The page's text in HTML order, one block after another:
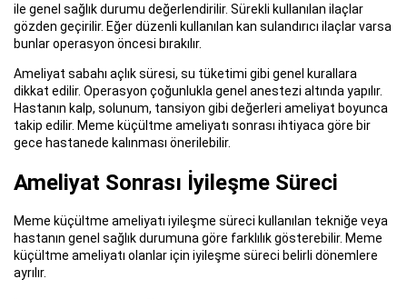
ile genel sağlık durumu değerlendirilir. Sürekli kullanılan ilaçlar
gözden geçirilir. Eğer düzenli kullanılan kan sulandırıcı ilaçlar varsa
bunlar operasyon öncesi bırakılır.
Ameliyat sabahı açlık süresi, su tüketimi gibi genel kurallara
dikkat edilir. Operasyon çoğunlukla genel anestezi altında yapılır.
Hastanın kalp, solunum, tansiyon gibi değerleri ameliyat boyunca
takip edilir. Meme küçültme ameliyatı sonrası ihtiyaca göre bir
gece hastanede kalınması önerilebilir.
Ameliyat Sonrası İyileşme Süreci
Meme küçültme ameliyatı iyileşme süreci kullanılan tekniğe veya
hastanın genel sağlık durumuna göre farklılık gösterebilir. Meme
küçültme ameliyatı olanlar için iyileşme süreci belirli dönemlere
ayrılır.